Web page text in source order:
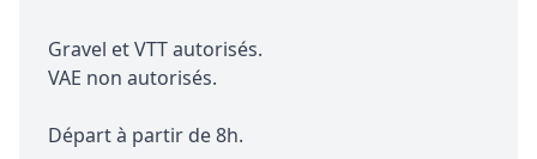
Gravel et VTT autorisés.
VAE non autorisés.
Départ à partir de 8h.